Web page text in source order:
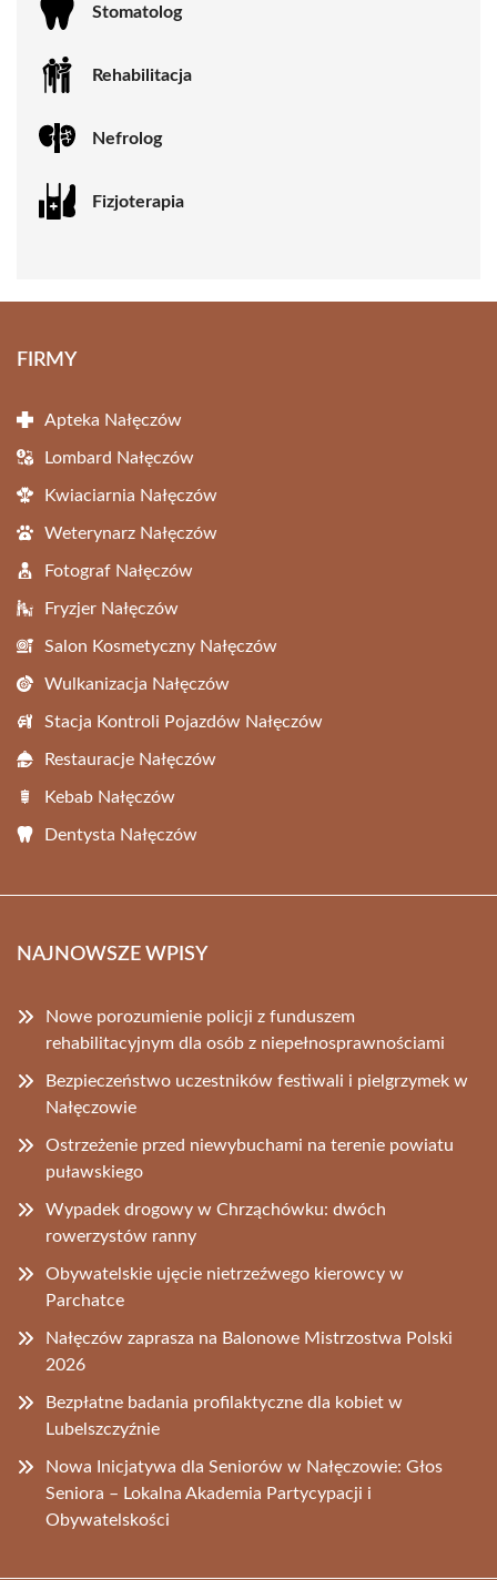
Stomatolog
Rehabilitacja
Nefrolog
Fizjoterapia
FIRMY
Apteka Nałęczów
Lombard Nałęczów
Kwiaciarnia Nałęczów
Weterynarz Nałęczów
Fotograf Nałęczów
Fryzjer Nałęczów
Salon Kosmetyczny Nałęczów
Wulkanizacja Nałęczów
Stacja Kontroli Pojazdów Nałęczów
Restauracje Nałęczów
Kebab Nałęczów
Dentysta Nałęczów
NAJNOWSZE WPISY
Nowe porozumienie policji z funduszem
rehabilitacyjnym dla osób z niepełnosprawnościami
Bezpieczeństwo uczestników festiwali i pielgrzymek w
Nałęczowie
Ostrzeżenie przed niewybuchami na terenie powiatu
puławskiego
Wypadek drogowy w Chrząchówku: dwóch
rowerzystów ranny
Obywatelskie ujęcie nietrzeźwego kierowcy w
Parchatce
Nałęczów zaprasza na Balonowe Mistrzostwa Polski
2026
Bezpłatne badania profilaktyczne dla kobiet w
Lubelszczyźnie
Nowa Inicjatywa dla Seniorów w Nałęczowie: Głos
Seniora – Lokalna Akademia Partycypacji i
Obywatelskości